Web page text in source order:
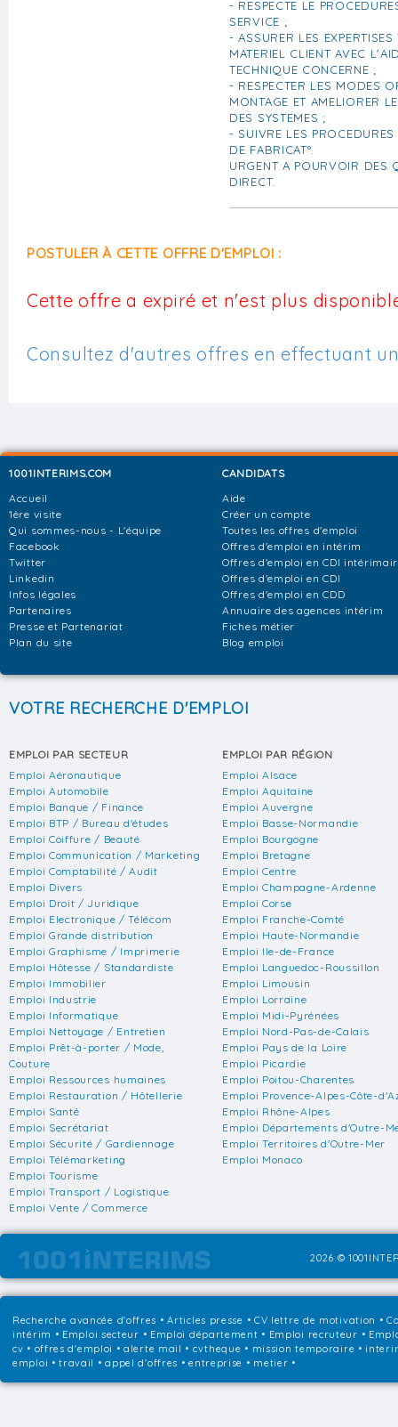
- RESPECTE LE
SERVICE ;
- ASSURER LES
MATERIEL CLIENT AVEC
TECHNIQUE CONCERNE ;
- RESPECTER LES MODES
MONTAGE ET AMELIORER
DES SYSTEMES ;
- SUIVRE LES
DE FABRICAT°.
URGENT A POURVOIR DES
DIRECT.
POSTULER À CETTE OFFRE D'EMPLOI :
Cette offre a expiré et n'est plus
Consultez d'autres offres en effectuant
1001INTERIMS.COM
Accueil
1ère visite
Qui sommes-nous - L'équipe
Facebook
Twitter
Linkedin
Infos légales
Partenaires
Presse et Partenariat
Plan du site
CANDIDATS
Aide
Créer un compte
Toutes les offres d'emploi
Offres d'emploi en intérim
Offres d'emploi en CDI
Offres d'emploi en CDI
Offres d'emploi en CDD
Annuaire des agences intérim
Fiches métier
Blog emploi
VOTRE RECHERCHE D'EMPLOI
EMPLOI PAR SECTEUR
Emploi Aéronautique
Emploi Automobile
Emploi Banque / Finance
Emploi BTP / Bureau d'études
Emploi Coiffure / Beauté
Emploi Communication / Marketing
Emploi Comptabilité / Audit
Emploi Divers
Emploi Droit / Juridique
Emploi Electronique / Télécom
Emploi Grande distribution
Emploi Graphisme / Imprimerie
Emploi Hôtesse / Standardiste
Emploi Immobilier
Emploi Industrie
Emploi Informatique
Emploi Nettoyage / Entretien
Emploi Prêt-à-porter / Mode,
Couture
Emploi Ressources humaines
Emploi Restauration / Hôtellerie
Emploi Santé
Emploi Secrétariat
Emploi Sécurité / Gardiennage
Emploi Télémarketing
Emploi Tourisme
Emploi Transport / Logistique
Emploi Vente / Commerce
EMPLOI PAR RÉGION
Emploi Alsace
Emploi Aquitaine
Emploi Auvergne
Emploi Basse-Normandie
Emploi Bourgogne
Emploi Bretagne
Emploi Centre
Emploi Champagne-Ardenne
Emploi Corse
Emploi Franche-Comté
Emploi Haute-Normandie
Emploi Ile-de-France
Emploi Languedoc-Roussillon
Emploi Limousin
Emploi Lorraine
Emploi Midi-Pyrénées
Emploi Nord-Pas-de-Calais
Emploi Pays de la Loire
Emploi Picardie
Emploi Poitou-Charentes
Emploi Provence-Alpes-Côte-
Emploi Rhône-Alpes
Emploi Départements d'Outre-
Emploi Territoires d'Outre-Mer
Emploi Monaco
2026 ©
Recherche avancée d'offres •Articles presse • CV lettre de motivation •
intérim • Emploi secteur • Emploi département • Emploi recruteur •
cv • offres d'emploi • alerte mail • cvtheque • mission temporaire •
emploi • travail • appel d'offres • entreprise • metier •